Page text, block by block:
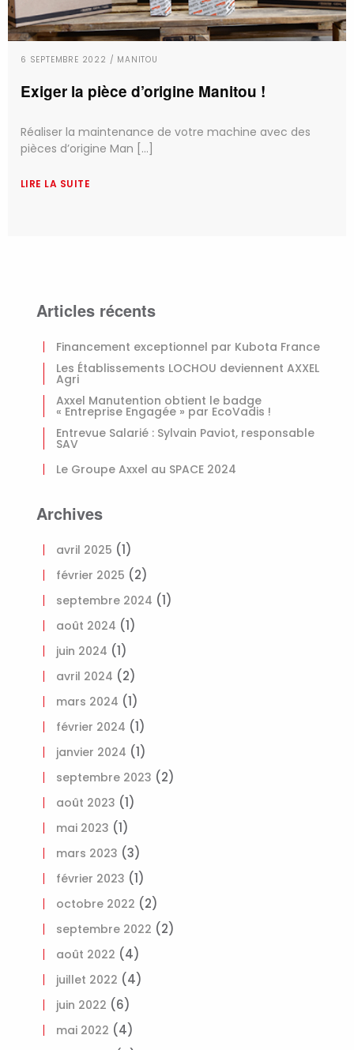
6 SEPTEMBRE 2022 / MANITOU
Exiger la pièce d’origine Manitou !
Réaliser la maintenance de votre machine avec des
pièces d’origine Man [...]
LIRE LA SUITE
Articles récents
Financement exceptionnel par Kubota France
Les Établissements LOCHOU deviennent AXXEL
Agri
Axxel Manutention obtient le badge
« Entreprise Engagée » par EcoVadis !
Entrevue Salarié : Sylvain Paviot, responsable
SAV
Le Groupe Axxel au SPACE 2024
Archives
avril 2025 (1)
février 2025 (2)
septembre 2024 (1)
août 2024 (1)
juin 2024 (1)
avril 2024 (2)
mars 2024 (1)
février 2024 (1)
janvier 2024 (1)
septembre 2023 (2)
août 2023 (1)
mai 2023 (1)
mars 2023 (3)
février 2023 (1)
octobre 2022 (2)
septembre 2022 (2)
août 2022 (4)
juillet 2022 (4)
juin 2022 (6)
mai 2022 (4)